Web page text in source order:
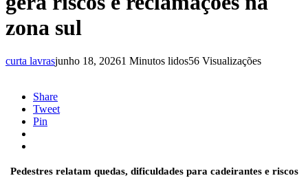
zona sul
curta lavrasjunho 18, 20261 Minutos lidos56 Visualizações
Share
Tweet
Pin
Pedestres relatam quedas, dificuldades para cadeirantes e riscos